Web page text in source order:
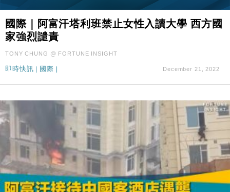
國際｜阿富汗塔利班禁止女性入讀大學 西方國
家強烈譴責
TONY CHUNG @ FORTUNE INSIGHT
即時快訊 | 國際 | December 21, 2022